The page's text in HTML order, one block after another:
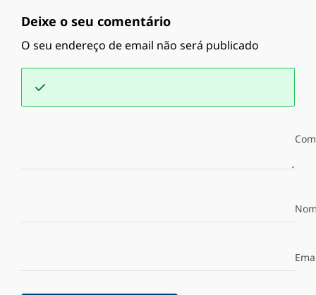
Deixe o seu comentário
O seu endereço de email não será publicado